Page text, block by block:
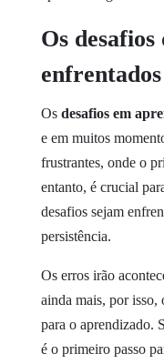
Os desafios
Os desafios em
e em muitos
frustrantes, onde o
entanto, é crucial
desafios sejam
persistência.
Os erros irão
ainda mais, por isso,
para o aprendizado.
é o primeiro passo